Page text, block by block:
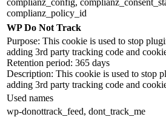
complianz_policy_id
WP Do Not Track
Purpose: This cookie is used to stop
adding 3rd party tracking code and
Retention period: 365 days
Description: This cookie is used to stop
adding 3rd party tracking code and
Used names
wp-donottrack_feed, dont_track_me